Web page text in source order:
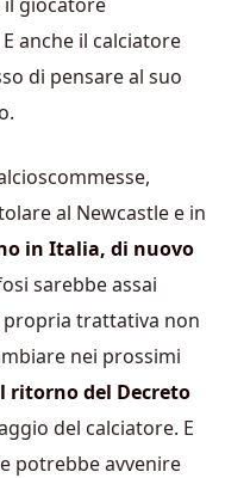
anche il calciatore
di pensare al suo
al Newcastle e in
in Italia, di nuovo
sarebbe assai
propria trattativa non
nei prossimi
ritorno del Decreto
del calciatore. E
potrebbe avvenire